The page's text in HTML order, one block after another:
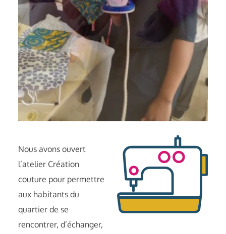
Nous avons ouvert
l’atelier Création
couture pour permettre
aux habitants du
quartier de se
rencontrer, d’échanger,